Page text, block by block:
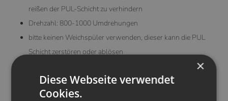
reißen der PUL-Schicht zu verhindern
Drehzahl: 800-1000 Umdrehungen
bitte keinen Weichspüler verwenden, dieser kann die PUL
Schicht zerstören oder ablösen
Lufttrocknung bevorzugt verwenden, Trocknen im Trockner
höchstens auf Schonstufe
nicht bügeln!
×
Diese Webseite verwendet
Cookies.